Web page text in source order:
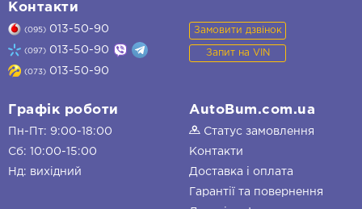
Контакти
(095) 013-50-90
(097) 013-50-90
(073) 013-50-90
Замовити дзвінок
Запит на VIN
Графік роботи
Пн-Пт: 9:00-18:00
Сб: 10:00-15:00
Нд: вихідний
AutoBum.com.ua
Статус замовлення
Контакти
Доставка і оплата
Гарантії та повернення